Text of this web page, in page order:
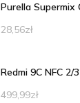
Purella Supermix
28,56zł
Redmi 9C NFC 2/
499,99zł